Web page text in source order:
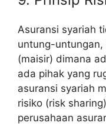
Asuransi syariah
untung-
(maisir) dimana
ada pihak yang
asuransi syariah
risiko (risk
perusahaan